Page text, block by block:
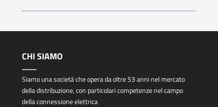
CHI SIAMO
Siamo una società che opera da oltre 53 anni nel mercato
della distribuzione, con particolari competenze nel campo
della connessione elettrica